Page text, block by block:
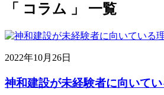
「 コラム 」 一覧
2022年10月26日
神和建設が未経験者に向いて